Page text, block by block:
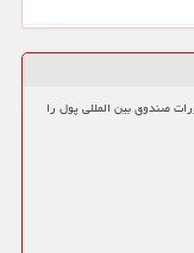
صندوق بین المللی پول را